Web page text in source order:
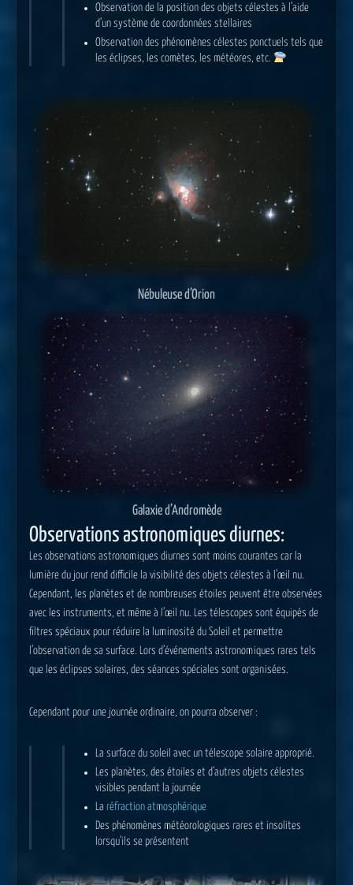
Observation de la position des objets célestes à l’aide
d’un système de coordonnées stellaires
Observation des phénomènes célestes ponctuels tels que
les éclipses, les comètes, les météores, etc.
Nébuleuse d’Orion
Galaxie d’Andromède
Observations astronomiques diurnes:
Les observations astronomiques diurnes sont moins courantes car la
lumière du jour rend difficile la visibilité des objets célestes à l’œil nu.
Cependant, les planètes et de nombreuses étoiles peuvent être observées
avec les instruments, et même à l’œil nu. Les télescopes sont équipés de
filtres spéciaux pour réduire la luminosité du Soleil et permettre
l’observation de sa surface. Lors d’événements astronomiques rares tels
que les éclipses solaires, des séances spéciales sont organisées.
Cependant pour une journée ordinaire, on pourra observer :
La surface du soleil avec un télescope solaire approprié.
Les planètes, des étoiles et d’autres objets célestes
visibles pendant la journée
La réfraction atmosphérique
Des phénomènes météorologiques rares et insolites
lorsqu’ils se présentent